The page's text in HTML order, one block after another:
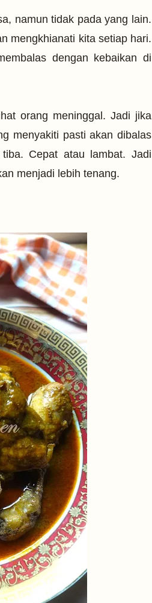
namun tidak pada yang lain.
mengkhianati kita setiap hari.
dengan kebaikan di
orang meninggal. Jadi jika
menyakiti pasti akan dibalas
Cepat atau lambat. Jadi
menjadi lebih tenang.